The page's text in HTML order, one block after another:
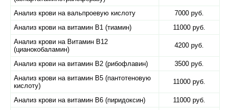
Анализ крови на вальпроевую кислоту
7000 руб.
Анализ крови на витамин B1 (тиамин)
11000 руб.
Анализ крови на Витамин B12
(цианокобаламин)
4200 руб.
Анализ крови на витамин B2 (рибофлавин)
3500 руб.
Анализ крови на витамин B5 (пантотеновую
кислоту)
11000 руб.
Анализ крови на витамин B6 (пиридоксин)
11000 руб.